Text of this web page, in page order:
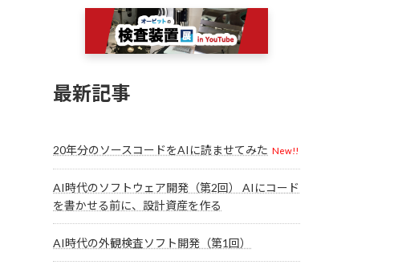
最新記事
20年分のソースコードをAIに読ませてみた New!!
AI時代のソフトウェア開発（第2回） AIにコード
を書かせる前に、設計資産を作る
AI時代の外観検査ソフト開発（第1回）